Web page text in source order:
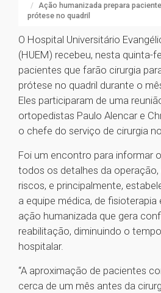
Ação humanizada prepara
prótese no quadril
O Hospital Universitário
(HUEM) recebeu, nesta quinta-
pacientes que farão cirurgia
prótese no quadril durante o
Eles participaram de uma
ortopedistas Paulo Alencar e
o chefe do serviço de cirurgia
Foi um encontro para informar
todos os detalhes da operação,
riscos, e principalmente,
a equipe médica, de
ação humanizada que gera
reabilitação, diminuindo o
hospitalar.
“A aproximação de pacientes
cerca de um mês antes da